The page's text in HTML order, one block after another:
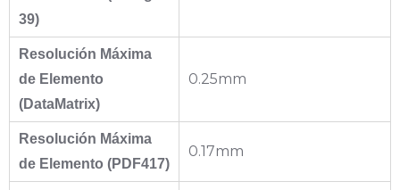
39)
Resolución Máxima
de Elemento
(DataMatrix)
0.25mm
Resolución Máxima
de Elemento (PDF417)
0.17mm